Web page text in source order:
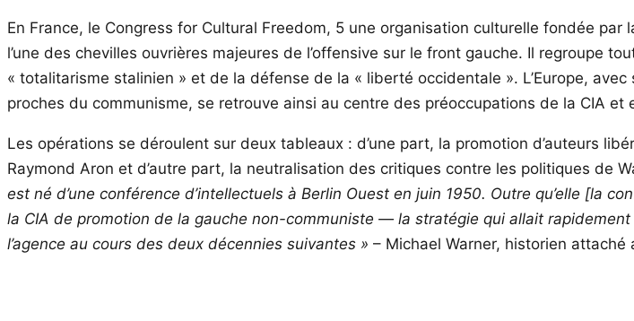
En France, le Congress for Cultural Freedom, 5 une organisation culturelle fondée
l’une des chevilles ouvrières majeures de l’offensive sur le front gauche. Il regroupe
« totalitarisme stalinien » et de la défense de la « liberté occidentale ». L’Europe,
proches du communisme, se retrouve ainsi au centre des préoccupations de la CIA et
Les opérations se déroulent sur deux tableaux : d’une part, la promotion d’auteurs
Raymond Aron et d’autre part, la neutralisation des critiques contre les politiques de
est né d’une conférence d’intellectuels à Berlin Ouest en juin 1950. Outre qu’elle [la
la CIA de promotion de la gauche non-communiste — la stratégie qui allait
l’agence au cours des deux décennies suivantes » – Michael Warner, historien